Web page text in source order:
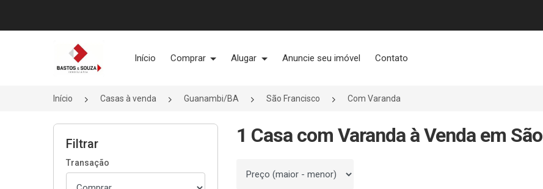
Página inicial
Início Comprar Alugar Anuncie seu imóvel Contato
Início Casas à venda Guanambi/BA São Francisco Com Varanda
Filtrar
Transação
1 Casa com Varanda à Venda em
Ordenar por